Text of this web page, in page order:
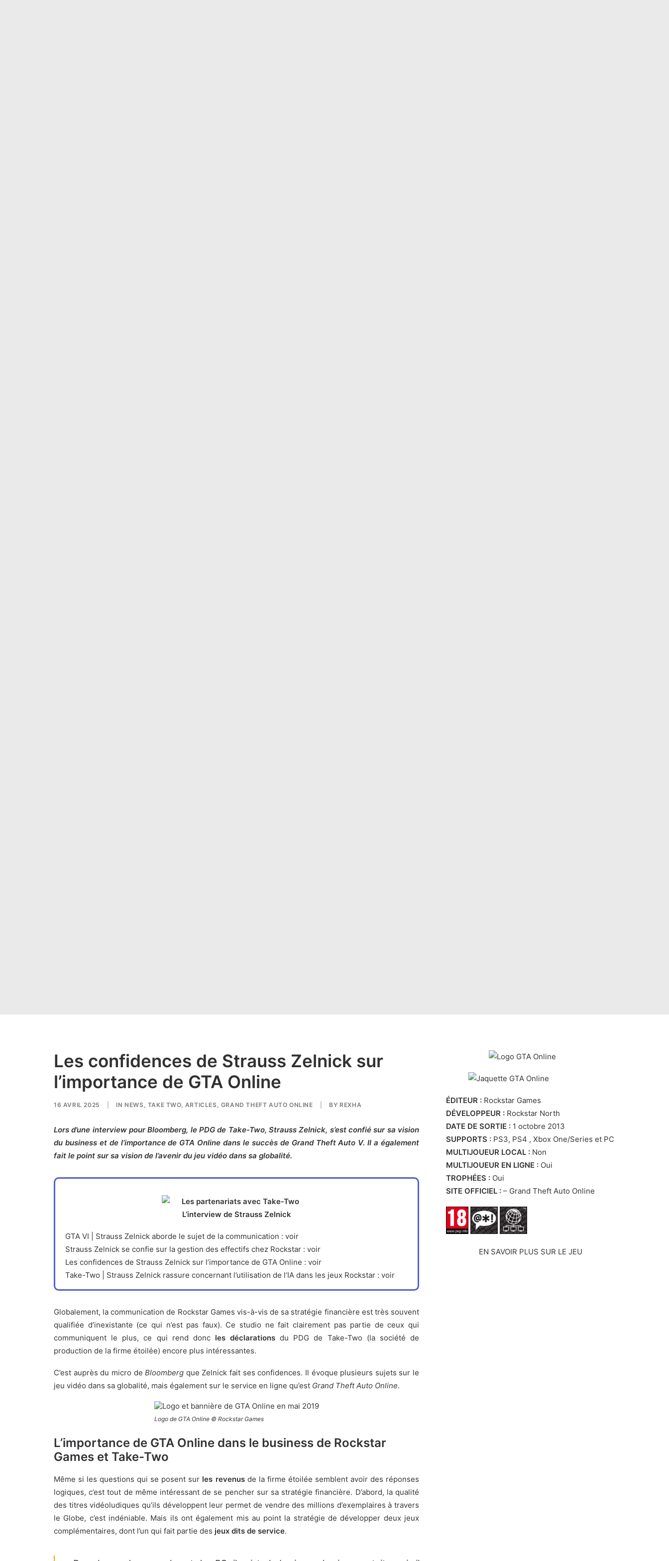
Les confidences de Strauss Zelnick sur
l’importance de GTA Online
16 AVRIL 2025 IN NEWS, TAKE TWO, ARTICLES, GRAND THEFT AUTO ONLINE BY REXHA
Lors d’une interview pour Bloomberg, le PDG de Take-Two, Strauss Zelnick, s’est confié sur sa vision
du business et de l’importance de GTA Online dans le succès de Grand Theft Auto V. Il a également
fait le point sur sa vision de l’avenir du jeu vidéo dans sa globalité.
L’interview de Strauss Zelnick
GTA VI | Strauss Zelnick aborde le sujet de la communication : voir
Strauss Zelnick se confie sur la gestion des effectifs chez Rockstar : voir
Les confidences de Strauss Zelnick sur l’importance de GTA Online : voir
Take-Two | Strauss Zelnick rassure concernant l’utilisation de l’IA dans les jeux Rockstar : voir
Globalement, la communication de Rockstar Games vis-à-vis de sa stratégie financière est très souvent
qualifiée d’inexistante (ce qui n’est pas faux). Ce studio ne fait clairement pas partie de ceux qui
communiquent le plus, ce qui rend doncles déclarations du PDG de Take-Two (la société de
production de la firme étoilée) encore plus intéressantes.
C’est auprès du micro deBloomberg que Zelnick fait ses confidences. Il évoque plusieurs sujets sur le
jeu vidéo dans sa globalité, mais également sur le service en ligne qu’est Grand Theft Auto Online.
Logo de GTA Online © Rockstar Games
L’importance de GTA Online dans le business de Rockstar
Games et Take-Two
Même si les questions qui se posent sur les revenusde la firme étoilée semblent avoir des réponses
logiques, c’est tout de même intéressant de se pencher sur sa stratégie financière. D’abord, la qualité
des titres vidéoludiques qu’ils développent leur permet de vendre des millions d’exemplaires à travers
le Globe, c’est indéniable. Mais ils ont également mis au point la stratégie de développer deux jeux
complémentaires, dont l’un qui fait partie des jeux dits de service.
ÉDITEUR : Rockstar Games
DÉVELOPPEUR : Rockstar North
DATE DE SORTIE : 1 octobre 2013
SUPPORTS : PS3, PS4 , Xbox One/Series et PC
MULTIJOUEUR LOCAL : Non
MULTIJOUEUR EN LIGNE : Oui
TROPHÉES : Oui
SITE OFFICIEL : – Grand Theft Auto Online
EN SAVOIR PLUS SUR LE JEU